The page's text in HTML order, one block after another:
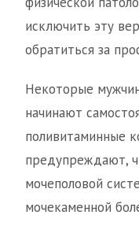
исключить эту
обратиться за
Некоторые
начинают
поливитаминные
предупреждают,
мочеполовой
мочекаменной